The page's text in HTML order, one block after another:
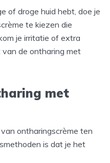
of droge huid hebt, doe je
te kiezen die
je irritatie of extra
van de ontharing met
met
ontharingscrème ten
is dat je het